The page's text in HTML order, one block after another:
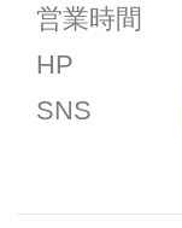
営業時間
HP
SNS